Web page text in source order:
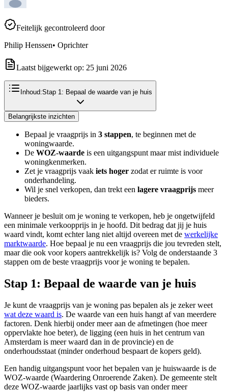
Feitelijk gecontroleerd door
Philip Henssen• Oprichter
Laatst bijgewerkt op: 25 juni 2026
Inhoud:Stap 1: Bepaal de waarde van je huis
Belangrijkste inzichten
Bepaal je vraagprijs in 3 stappen, te beginnen met de
woningwaarde.
De WOZ-waarde is een uitgangspunt maar mist individuele
woningkenmerken.
Zet je vraagprijs vaak iets hoger zodat er ruimte is voor
onderhandeling.
Wil je snel verkopen, dan trekt een lagere vraagprijs meer
bieders.
Wanneer je besluit om je woning te verkopen, heb je ongetwijfeld
een minimale verkoopprijs in je hoofd. Dit bedrag dat jij je huis
waard vindt, komt echter lang niet altijd overeen met de werkelijke
marktwaarde. Hoe bepaal je nu een vraagprijs die jou tevreden stelt,
maar die ook voor kopers aantrekkelijk is? Volg de onderstaande 3
stappen om de beste vraagprijs voor je woning te bepalen.
Stap 1: Bepaal de waarde van je huis
Je kunt de vraagprijs van je woning pas bepalen als je zeker weet
wat deze waard is. De waarde van een huis hangt af van meerdere
factoren. Denk hierbij onder meer aan de afmetingen (hoe meer
oppervlakte hoe beter), de ligging (een huis in het centrum van
Amsterdam is meer waard dan in de provincie) en de
onderhoudsstaat (minder onderhoud bespaart de kopers geld).
Een handig uitgangspunt voor het bepalen van je huiswaarde is de
WOZ-waarde (Waardering Onroerende Zaken). De gemeente stelt
deze WOZ-waarde jaarlijks vast op basis van onder meer